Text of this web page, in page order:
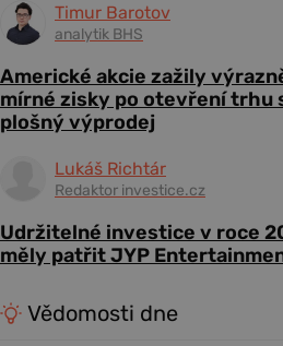
Timur Barotov
analytik BHS
Americké akcie zažily
mírné zisky po otevření trhu
plošný výprodej
Lukáš Richtár
Redaktor investice.cz
Udržitelné investice v roce
měly patřit JYP
Vědomosti dne